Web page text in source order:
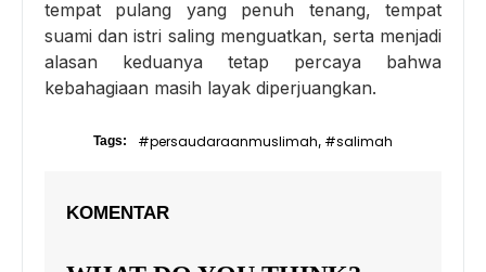
tempat pulang yang penuh tenang, tempat
suami dan istri saling menguatkan, serta menjadi
alasan keduanya tetap percaya bahwa
kebahagiaan masih layak diperjuangkan.
Tags: #persaudaraanmuslimah, #salimah
KOMENTAR